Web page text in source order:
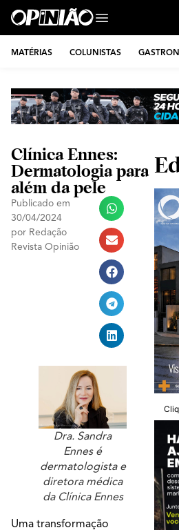
MATÉRIAS COLUNISTAS
Clínica Ennes:
Dermatologia para
além da pele
Publicado em
30/04/2024
por Redação
Revista Opinião
Dra. Sandra
Ennes é
dermatologista e
diretora médica
da Clínica Ennes
Uma transformação